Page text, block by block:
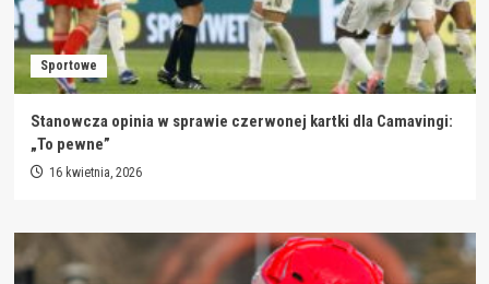
Sportowe
Stanowcza opinia w sprawie czerwonej kartki dla Camavingi:
„To pewne”
16 kwietnia, 2026